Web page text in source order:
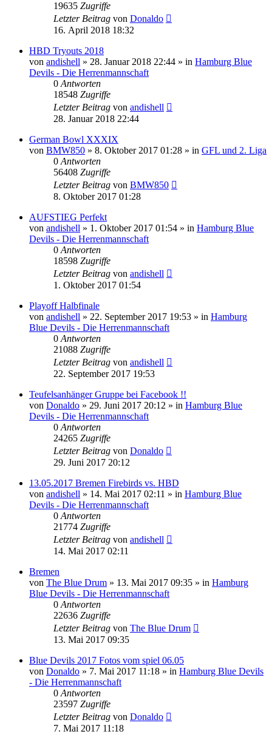
19635 Zugriffe
Letzter Beitrag von Donaldo
16. April 2018 18:32
HBD Tryouts 2018
von andishell » 28. Januar 2018 22:44 » in Hamburg Blue
Devils - Die Herrenmannschaft
0 Antworten
18548 Zugriffe
Letzter Beitrag von andishell
28. Januar 2018 22:44
German Bowl XXXIX
von BMW850 » 8. Oktober 2017 01:28 » in GFL und 2. Liga
0 Antworten
56408 Zugriffe
Letzter Beitrag von BMW850
8. Oktober 2017 01:28
AUFSTIEG Perfekt
von andishell » 1. Oktober 2017 01:54 » in Hamburg Blue
Devils - Die Herrenmannschaft
0 Antworten
18598 Zugriffe
Letzter Beitrag von andishell
1. Oktober 2017 01:54
Playoff Halbfinale
von andishell » 22. September 2017 19:53 » in Hamburg
Blue Devils - Die Herrenmannschaft
0 Antworten
21088 Zugriffe
Letzter Beitrag von andishell
22. September 2017 19:53
Teufelsanhänger Gruppe bei Facebook !!
von Donaldo » 29. Juni 2017 20:12 » in Hamburg Blue
Devils - Die Herrenmannschaft
0 Antworten
24265 Zugriffe
Letzter Beitrag von Donaldo
29. Juni 2017 20:12
13.05.2017 Bremen Firebirds vs. HBD
von andishell » 14. Mai 2017 02:11 » in Hamburg Blue
Devils - Die Herrenmannschaft
0 Antworten
21774 Zugriffe
Letzter Beitrag von andishell
14. Mai 2017 02:11
Bremen
von The Blue Drum » 13. Mai 2017 09:35 » in Hamburg
Blue Devils - Die Herrenmannschaft
0 Antworten
22636 Zugriffe
Letzter Beitrag von The Blue Drum
13. Mai 2017 09:35
Blue Devils 2017 Fotos vom spiel 06.05
von Donaldo » 7. Mai 2017 11:18 » in Hamburg Blue Devils
- Die Herrenmannschaft
0 Antworten
23597 Zugriffe
Letzter Beitrag von Donaldo
7. Mai 2017 11:18